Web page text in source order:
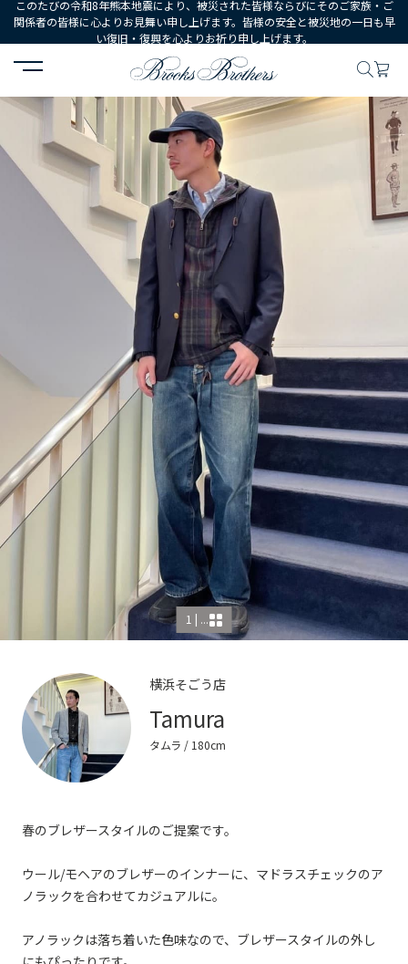
このたびの令和8年熊本地震により、被災された皆様ならびにそのご家族・ご
関係者の皆様に心よりお見舞い申し上げます。皆様の安全と被災地の一日も早
い復旧・復興を心よりお祈り申し上げます。
HOME コーディネート コーディネート詳細
1 | ...
横浜そごう店
Tamura
タムラ / 180cm
春のブレザースタイルのご提案です。
ウール/モヘアのブレザーのインナーに、マドラスチェックのア
ノラックを合わせてカジュアルに。
アノラックは落ち着いた色味なので、ブレザースタイルの外し